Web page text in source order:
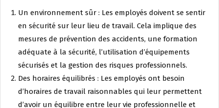
Un environnement sûr : Les employés doivent se sentir
en sécurité sur leur lieu de travail. Cela implique des
mesures de prévention des accidents, une formation
adéquate à la sécurité, l’utilisation d’équipements
sécurisés et la gestion des risques professionnels.
Des horaires équilibrés : Les employés ont besoin
d’horaires de travail raisonnables qui leur permettent
d’avoir un équilibre entre leur vie professionnelle et